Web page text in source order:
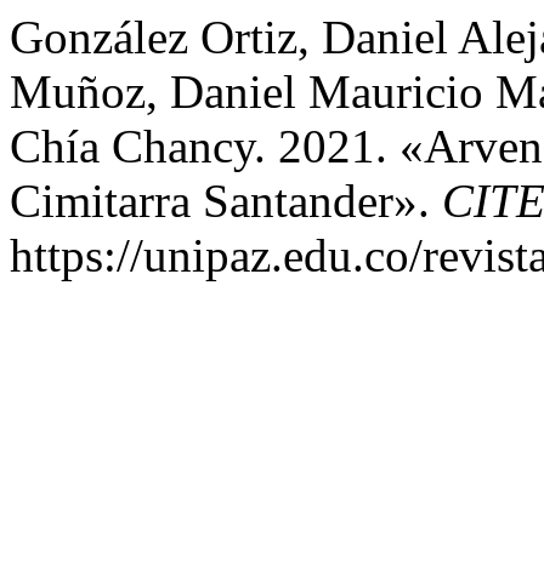
González Ortiz, Daniel
Muñoz, Daniel Mauricio
Chía Chancy. 2021.
Cimitarra Santander».
https://unipaz.edu.co/